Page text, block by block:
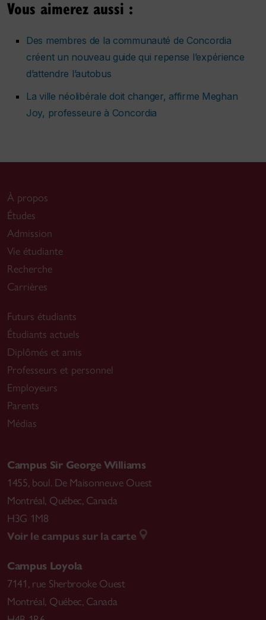
Vous aimerez aussi :
Des membres de la communauté de Concordia
créent un nouveau guide qui repense l’expérience
d’attendre l’autobus
La ville néolibérale doit changer, affirme Meghan
Joy, professeure à Concordia
À propos
Études
Admission
Vie étudiante
Recherche
Carrières
Futurs étudiants
Étudiants actuels
Diplômés et amis
Professeurs et personnel
Employeurs
Parents
Médias
Campus Sir George Williams
1455, boul. De Maisonneuve Ouest
Montréal, Québec, Canada
H3G 1M8
Voir le campus sur la carte
Campus Loyola
7141, rue Sherbrooke Ouest
Montréal, Québec, Canada